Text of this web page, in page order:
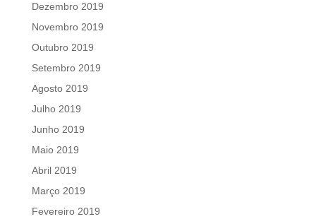
Dezembro 2019
Novembro 2019
Outubro 2019
Setembro 2019
Agosto 2019
Julho 2019
Junho 2019
Maio 2019
Abril 2019
Março 2019
Fevereiro 2019